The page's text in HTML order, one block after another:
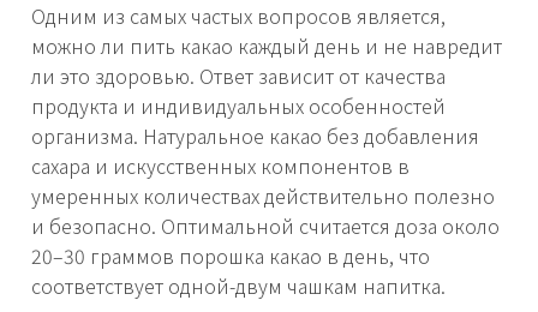
Одним из самых частых вопросов является,
можно ли пить какао каждый день и не навредит
ли это здоровью. Ответ зависит от качества
продукта и индивидуальных особенностей
организма. Натуральное какао без добавления
сахара и искусственных компонентов в
умеренных количествах действительно полезно
и безопасно. Оптимальной считается доза около
20–30 граммов порошка какао в день, что
соответствует одной-двум чашкам напитка.